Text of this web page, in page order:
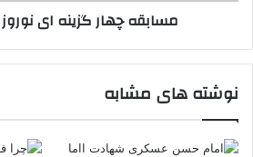
مسابقه چهار گزینه ای نوروز
نوشته های مشابه